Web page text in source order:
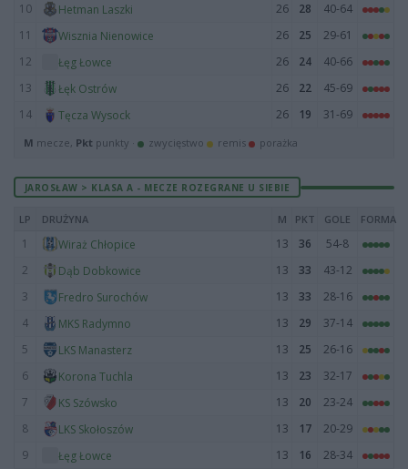
10
Hetman Laszki 26 28
40-64
11
Wisznia Nienowice 26 25
29-61
12
Łęg Łowce 26 24
40-66
13
Łęk Ostrów 26 22
45-69
14
Tęcza Wysock 26 19 31-69
M mecze, Pkt punkty · zwycięstwo remis porażka
JAROSŁAW > KLASA A - MECZE ROZEGRANE U SIEBIE
LP DRUŻYNA M PKT GOLE FORMA
1 Wiraż Chłopice 13 36
54-8
2
Dąb Dobkowice 13 33
43-12
3
Fredro Surochów 13 33
28-16
4
MKS Radymno 13 29
37-14
5
LKS Manasterz 13 25
26-16
6
Korona Tuchla 13 23
32-17
7
KS Szówsko 13 20
23-24
8
LKS Skołoszów 13 17
20-29
9
Łęg Łowce 13 16 28-34